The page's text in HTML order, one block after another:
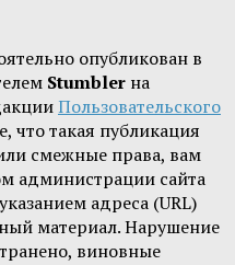
опубликован в
Stumbler на
Пользовательского
что такая публикация
смежные права, вам
администрации сайта
адреса (URL)
материал. Нарушение
виновные